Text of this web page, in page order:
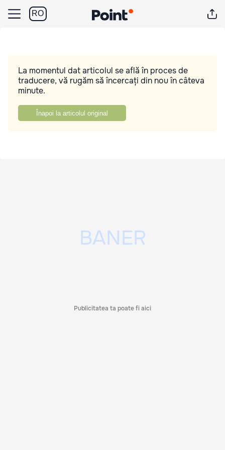
RO
La momentul dat articolul se află în proces de
traducere, vă rugăm să încercați din nou în câteva
minute.
Înapoi la articolul original
Publicitatea ta poate fi aici